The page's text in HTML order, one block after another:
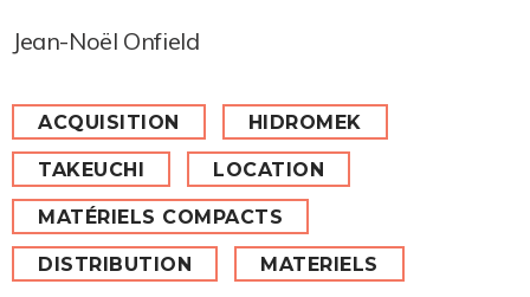
Jean-Noël Onfield
ACQUISITION HIDROMEK
TAKEUCHI LOCATION
MATÉRIELS COMPACTS
DISTRIBUTION MATERIELS